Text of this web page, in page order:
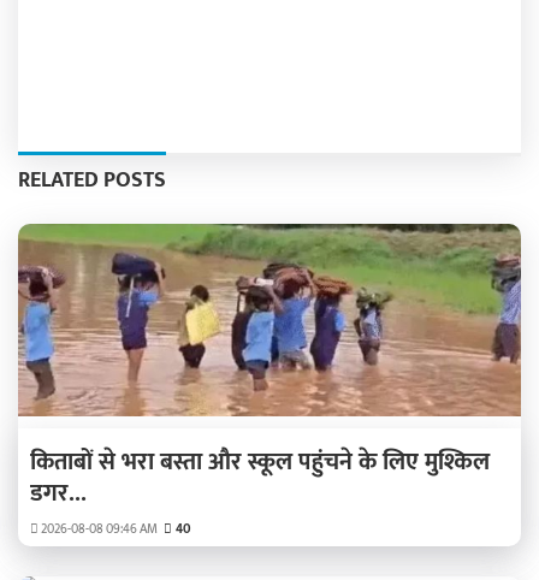
RELATED POSTS
किताबों से भरा बस्ता और स्कूल पहुंचने के लिए मुश्किल
डगर...
2026-08-08 09:46 AM 40